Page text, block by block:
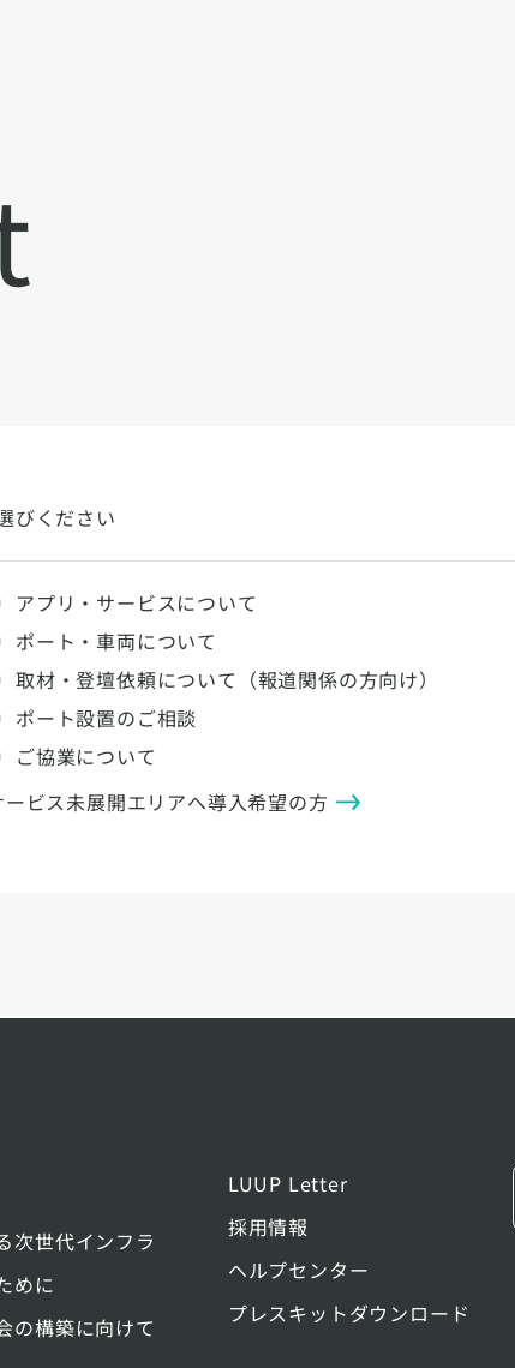
びください
アプリ・サービスについて
ポート・車両について
取材・登壇依頼について（報道関係の方向け）
ポート設置のご相談
ご協業について
ービス未展開エリアへ導入希望の方
次世代インフラ
めに
の構築に向けて
LUUP Letter
採用情報
ヘルプセンター
プレスキットダウンロード